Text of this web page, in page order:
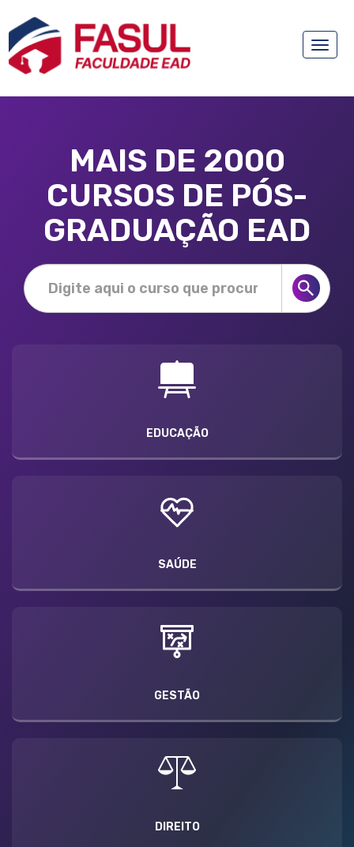
Toggle
MAIS DE 2000
CURSOS DE PÓS-
GRADUAÇÃO EAD
EDUCAÇÃO
SAÚDE
GESTÃO
DIREITO